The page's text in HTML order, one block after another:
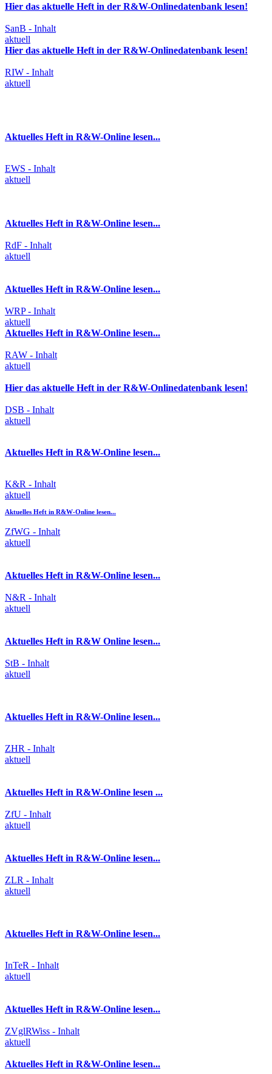
Hier das aktuelle Heft in der R&W-Onlinedatenbank lesen!
SanB - Inhalt
aktuell
Hier das aktuelle Heft in der R&W-Onlinedatenbank lesen!
RIW - Inhalt
aktuell
Aktuelles Heft in R&W-Online lesen...
EWS - Inhalt
aktuell
Aktuelles Heft in R&W-Online lesen...
RdF - Inhalt
aktuell
Aktuelles Heft in R&W-Online lesen...
WRP - Inhalt
aktuell
Aktuelles Heft in R&W-Online lesen...
RAW - Inhalt
aktuell
Hier das aktuelle Heft in der R&W-Onlinedatenbank lesen!
DSB - Inhalt
aktuell
Aktuelles Heft in R&W-Online lesen...
K&R - Inhalt
aktuell
Aktuelles Heft in R&W-Online lesen...
ZfWG - Inhalt
aktuell
Aktuelles Heft in R&W-Online lesen...
N&R - Inhalt
aktuell
Aktuelles Heft in R&W Online lesen...
StB - Inhalt
aktuell
Aktuelles Heft in R&W-Online lesen...
ZHR - Inhalt
aktuell
Aktuelles Heft in R&W-Online lesen ...
ZfU - Inhalt
aktuell
Aktuelles Heft in R&W-Online lesen...
ZLR - Inhalt
aktuell
Aktuelles Heft in R&W-Online lesen...
InTeR - Inhalt
aktuell
Aktuelles Heft in R&W-Online lesen...
ZVglRWiss - Inhalt
aktuell
Aktuelles Heft in R&W-Online lesen...